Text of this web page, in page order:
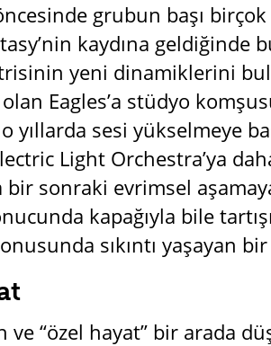
grubun başı birçok
kaydına geldiğinde
yeni dinamiklerini
Eagles’a stüdyo
yıllarda sesi yükselmeye
Light Orchestra’ya
bir sonraki evrimsel
kapağıyla bile
sıkıntı yaşayan
ve “özel hayat” bir arada